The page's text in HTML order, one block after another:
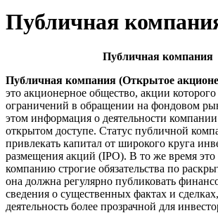
Публичная
Публичная компания
Публичная компания (Открытое
это акционерное общество, акции
ограничений в обращении на фондовом
этом информация о деятельности компании
открытом доступе. Статус публичной
привлекать капитал от широкого круга
размещения акций (IPO). В то же время это
компанию строгие обязательства по
она должна регулярно публиковать
сведения о существенных фактах и
деятельность более прозрачной для